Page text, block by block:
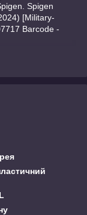
Spigen
[Military-
Barcode -